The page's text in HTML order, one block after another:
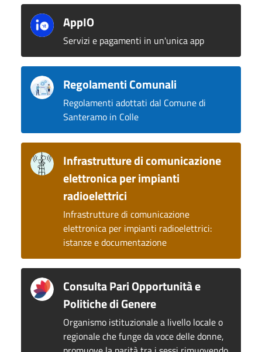
AppIO
Servizi e pagamenti in un'unica app
Regolamenti Comunali
Regolamenti adottati dal Comune di
Santeramo in Colle
Infrastrutture di comunicazione
elettronica per impianti
radioelettrici
Infrastrutture di comunicazione
elettronica per impianti radioelettrici:
istanze e documentazione
Consulta Pari Opportunità e
Politiche di Genere
Organismo istituzionale a livello locale o
regionale che funge da voce delle donne,